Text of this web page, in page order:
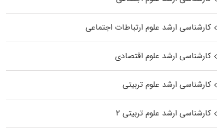
کارشناسی ارشد علوم ارتباطات اجتماعی
کارشناسی ارشد علوم اقتصادی
کارشناسی ارشد علوم تربیتی
کارشناسی ارشد علوم تربیتی ۲